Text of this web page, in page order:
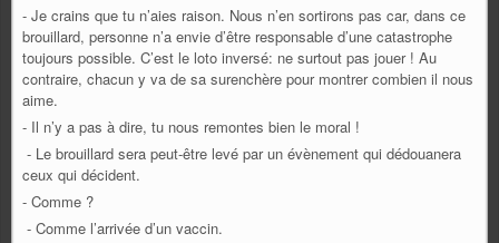
- Je crains que tu n’aies raison. Nous n’en sortirons pas car, dans ce
brouillard, personne n’a envie d’être responsable d’une catastrophe
toujours possible. C’est le loto inversé: ne surtout pas jouer ! Au
contraire, chacun y va de sa surenchère pour montrer combien il nous
aime.
- Il n’y a pas à dire, tu nous remontes bien le moral !
- Le brouillard sera peut-être levé par un évènement qui dédouanera
ceux qui décident.
- Comme ?
- Comme l’arrivée d’un vaccin.